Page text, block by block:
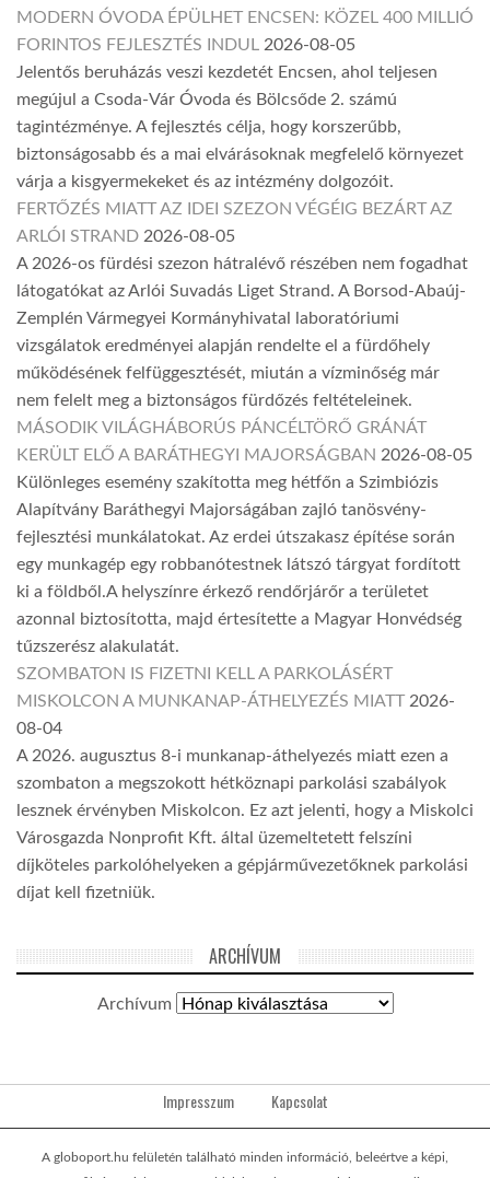
MODERN ÓVODA ÉPÜLHET ENCSEN: KÖZEL 400 MILLIÓ
FORINTOS FEJLESZTÉS INDUL 2026-08-05
Jelentős beruházás veszi kezdetét Encsen, ahol teljesen
megújul a Csoda-Vár Óvoda és Bölcsőde 2. számú
tagintézménye. A fejlesztés célja, hogy korszerűbb,
biztonságosabb és a mai elvárásoknak megfelelő környezet
várja a kisgyermekeket és az intézmény dolgozóit.
FERTŐZÉS MIATT AZ IDEI SZEZON VÉGÉIG BEZÁRT AZ
ARLÓI STRAND 2026-08-05
A 2026-os fürdési szezon hátralévő részében nem fogadhat
látogatókat az Arlói Suvadás Liget Strand. A Borsod-Abaúj-
Zemplén Vármegyei Kormányhivatal laboratóriumi
vizsgálatok eredményei alapján rendelte el a fürdőhely
működésének felfüggesztését, miután a vízminőség már
nem felelt meg a biztonságos fürdőzés feltételeinek.
MÁSODIK VILÁGHÁBORÚS PÁNCÉLTÖRŐ GRÁNÁT
KERÜLT ELŐ A BARÁTHEGYI MAJORSÁGBAN 2026-08-05
Különleges esemény szakította meg hétfőn a Szimbiózis
Alapítvány Baráthegyi Majorságában zajló tanösvény-
fejlesztési munkálatokat. Az erdei útszakasz építése során
egy munkagép egy robbanótestnek látszó tárgyat fordított
ki a földből.A helyszínre érkező rendőrjárőr a területet
azonnal biztosította, majd értesítette a Magyar Honvédség
tűzszerész alakulatát.
SZOMBATON IS FIZETNI KELL A PARKOLÁSÉRT
MISKOLCON A MUNKANAP-ÁTHELYEZÉS MIATT 2026-
08-04
A 2026. augusztus 8-i munkanap-áthelyezés miatt ezen a
szombaton a megszokott hétköznapi parkolási szabályok
lesznek érvényben Miskolcon. Ez azt jelenti, hogy a Miskolci
Városgazda Nonprofit Kft. által üzemeltetett felszíni
díjköteles parkolóhelyeken a gépjárművezetőknek parkolási
díjat kell fizetniük.
ARCHÍVUM
Archívum
Impresszum Kapcsolat
A globoport.hu felületén található minden információ, beleértve a képi,